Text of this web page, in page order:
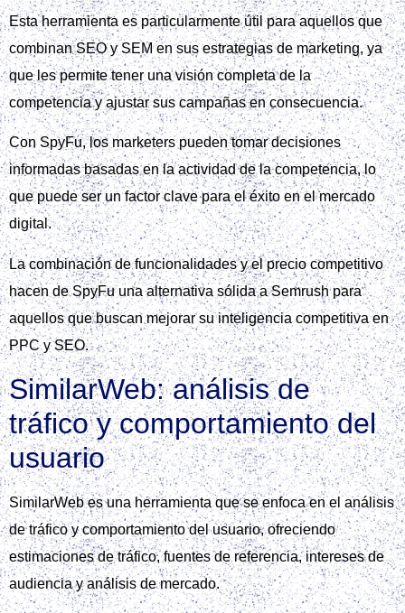
Esta herramienta es particularmente útil para aquellos que
combinan SEO y SEM en sus estrategias de marketing, ya
que les permite tener una visión completa de la
competencia y ajustar sus campañas en consecuencia.
Con SpyFu, los marketers pueden tomar decisiones
informadas basadas en la actividad de la competencia, lo
que puede ser un factor clave para el éxito en el mercado
digital.
La combinación de funcionalidades y el precio competitivo
hacen de SpyFu una alternativa sólida a Semrush para
aquellos que buscan mejorar su inteligencia competitiva en
PPC y SEO.
SimilarWeb: análisis de
tráfico y comportamiento del
usuario
SimilarWeb es una herramienta que se enfoca en el análisis
de tráfico y comportamiento del usuario, ofreciendo
estimaciones de tráfico, fuentes de referencia, intereses de
audiencia y análisis de mercado.